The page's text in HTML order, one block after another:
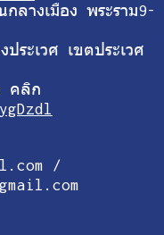
ลางเมือง พระราม9-
ระเวศ เขตประเวศ
คลิก
/